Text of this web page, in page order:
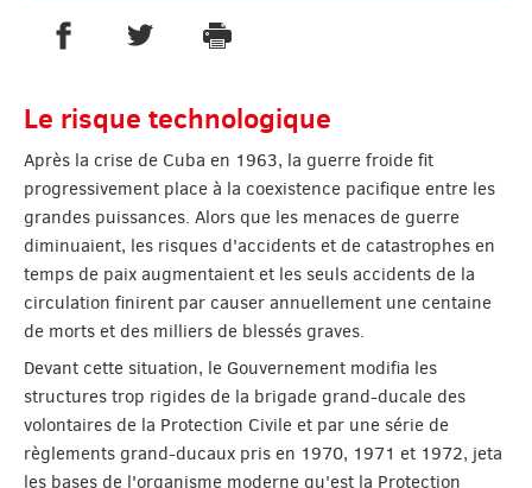
PARTAGER SUR FACEBOOK
PARTAGER SUR TWITTER
IMPRIMER
Le risque technologique
Après la crise de Cuba en 1963, la guerre froide fit
progressivement place à la coexistence pacifique entre les
grandes puissances. Alors que les menaces de guerre
diminuaient, les risques d'accidents et de catastrophes en
temps de paix augmentaient et les seuls accidents de la
circulation finirent par causer annuellement une centaine
de morts et des milliers de blessés graves.
Devant cette situation, le Gouvernement modifia les
structures trop rigides de la brigade grand-ducale des
volontaires de la Protection Civile et par une série de
règlements grand-ducaux pris en 1970, 1971 et 1972, jeta
les bases de l'organisme moderne qu'est la Protection